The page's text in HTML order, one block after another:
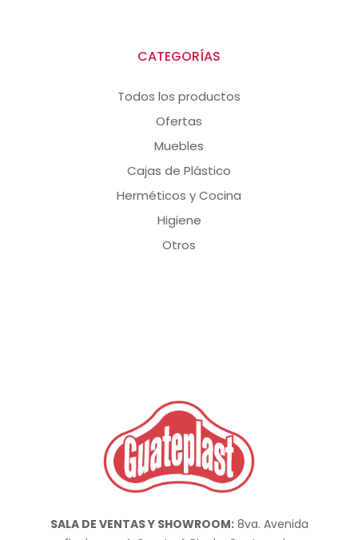
CATEGORÍAS
Todos los productos
Ofertas
Muebles
Cajas de Plástico
Herméticos y Cocina
Higiene
Otros
SALA DE VENTAS Y SHOWROOM:8va. Avenida